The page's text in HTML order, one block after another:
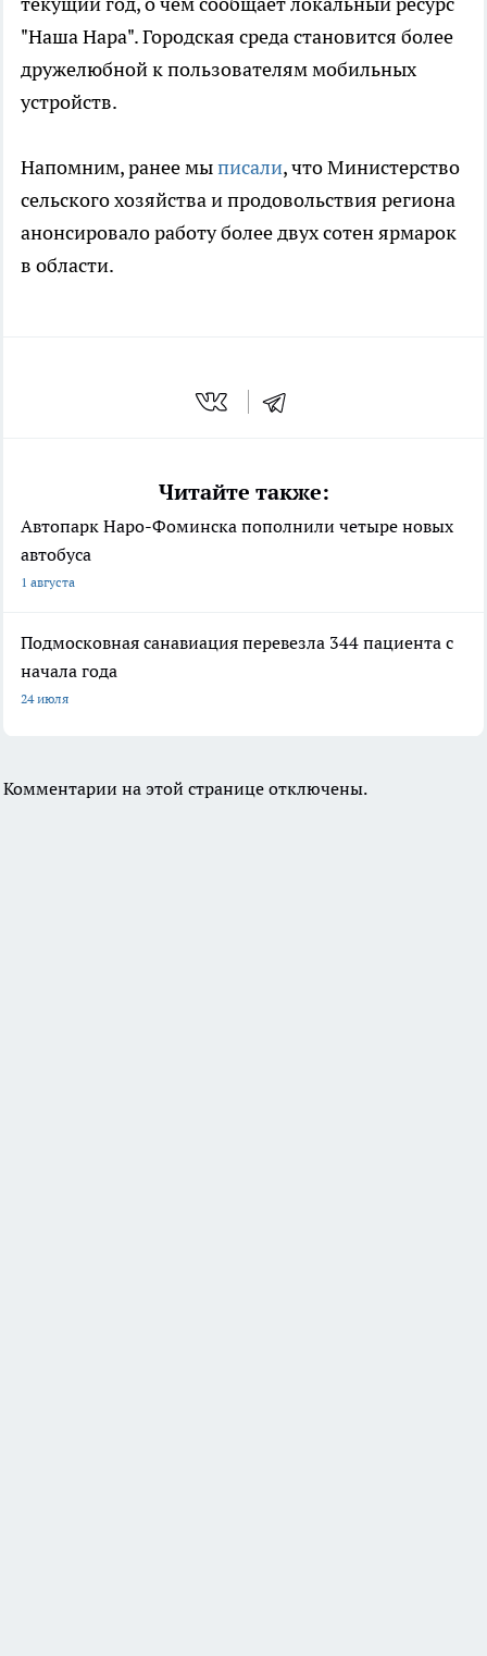
"Наша Нара". Городская среда становится более
дружелюбной к пользователям мобильных
устройств.
Напомним, ранее мыписали, что Министерство
сельского хозяйства и продовольствия региона
анонсировало работу более двух сотен ярмарок
в области.
Читайте также:
Автопарк Наро-Фоминска пополнили четыре новых
автобуса
1 августа
Подмосковная санавиация перевезла 344 пациента с
начала года
24 июля
Комментарии на этой странице отключены.